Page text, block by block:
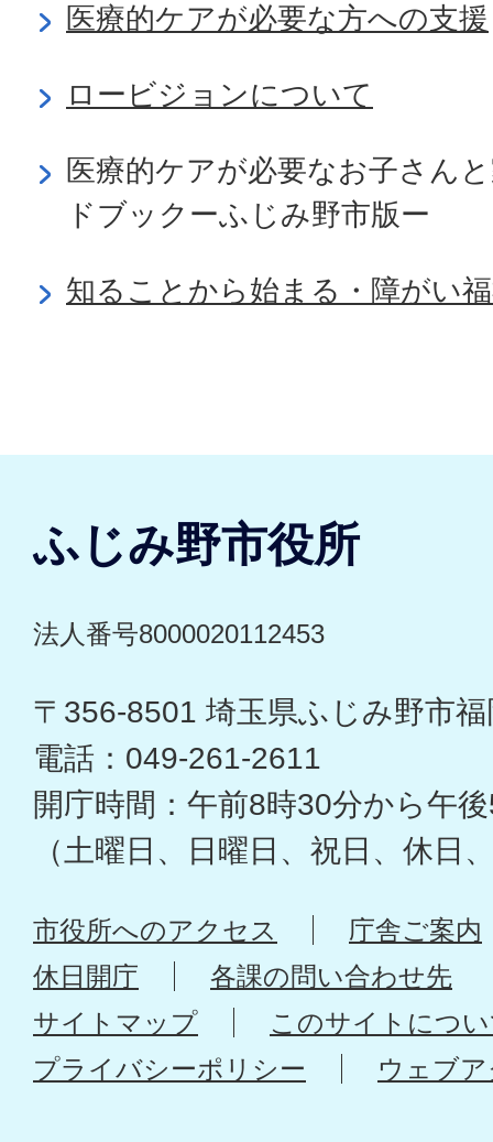
医療的ケアが必要な方への支援
ロービジョンについて
医療的ケアが必要なお子さん
ドブックーふじみ野市版ー
知ることから始まる・障がい
ふじみ野市役所
法人番号8000020112453
〒356-8501 埼玉県ふじみ野市
電話：049-261-2611
開庁時間：午前8時30分から午
（土曜日、日曜日、祝日、休日
市役所へのアクセス
庁舎ご案内
休日開庁
各課の問い合わせ先
サイトマップ
このサイトにつ
プライバシーポリシー
ウェブ